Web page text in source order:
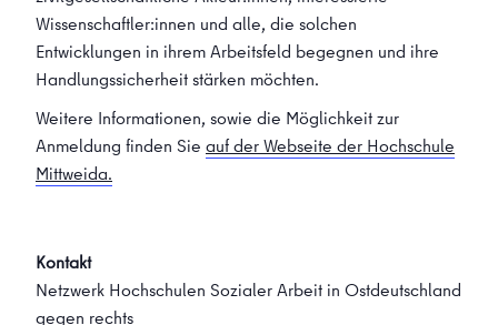
Wissenschaftler:innen und alle, die solchen
Entwicklungen in ihrem Arbeitsfeld begegnen und ihre
Handlungssicherheit stärken möchten.
Weitere Informationen, sowie die Möglichkeit zur
Anmeldung finden Sie auf der Webseite der Hochschule
Mittweida.
Kontakt
Netzwerk Hochschulen Sozialer Arbeit in Ostdeutschland
gegen rechts